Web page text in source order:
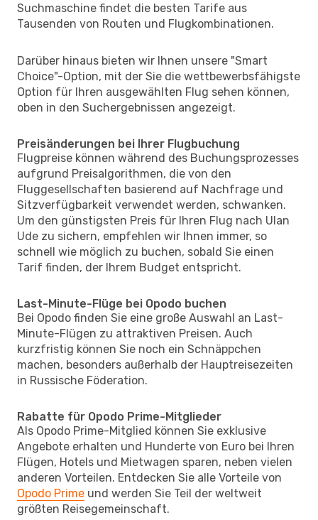
Suchmaschine findet die besten Tarife aus
Tausenden von Routen und Flugkombinationen.
Darüber hinaus bieten wir Ihnen unsere "Smart
Choice"-Option, mit der Sie die wettbewerbsfähigste
Option für Ihren ausgewählten Flug sehen können,
oben in den Suchergebnissen angezeigt.
Preisänderungen bei Ihrer Flugbuchung
Flugpreise können während des Buchungsprozesses
aufgrund Preisalgorithmen, die von den
Fluggesellschaften basierend auf Nachfrage und
Sitzverfügbarkeit verwendet werden, schwanken.
Um den günstigsten Preis für Ihren Flug nach Ulan
Ude zu sichern, empfehlen wir Ihnen immer, so
schnell wie möglich zu buchen, sobald Sie einen
Tarif finden, der Ihrem Budget entspricht.
Last-Minute-Flüge bei Opodo buchen
Bei Opodo finden Sie eine große Auswahl an Last-
Minute-Flügen zu attraktiven Preisen. Auch
kurzfristig können Sie noch ein Schnäppchen
machen, besonders außerhalb der Hauptreisezeiten
in Russische Föderation.
Rabatte für Opodo Prime-Mitglieder
Als Opodo Prime-Mitglied können Sie exklusive
Angebote erhalten und Hunderte von Euro bei Ihren
Flügen, Hotels und Mietwagen sparen, neben vielen
anderen Vorteilen. Entdecken Sie alle Vorteile von
Opodo Prime und werden Sie Teil der weltweit
größten Reisegemeinschaft.